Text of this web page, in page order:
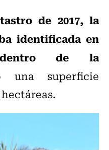
de 2017, la
identificada en
de la
una superficie